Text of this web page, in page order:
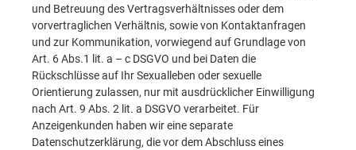
und Betreuung des Vertragsverhältnisses oder dem
vorvertraglichen Verhältnis, sowie von Kontaktanfragen
und zur Kommunikation, vorwiegend auf Grundlage von
Art. 6 Abs.1 lit. a – c DSGVO und bei Daten die
Rückschlüsse auf Ihr Sexualleben oder sexuelle
Orientierung zulassen, nur mit ausdrücklicher Einwilligung
nach Art. 9 Abs. 2 lit. a DSGVO verarbeitet. Für
Anzeigenkunden haben wir eine separate
Datenschutzerklärung, die vor dem Abschluss eines